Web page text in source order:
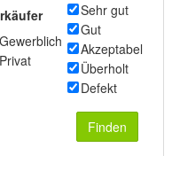
Gewerblich
Privat
Sehr gut
Gut
Akzeptabel
Überholt
Defekt
Finden